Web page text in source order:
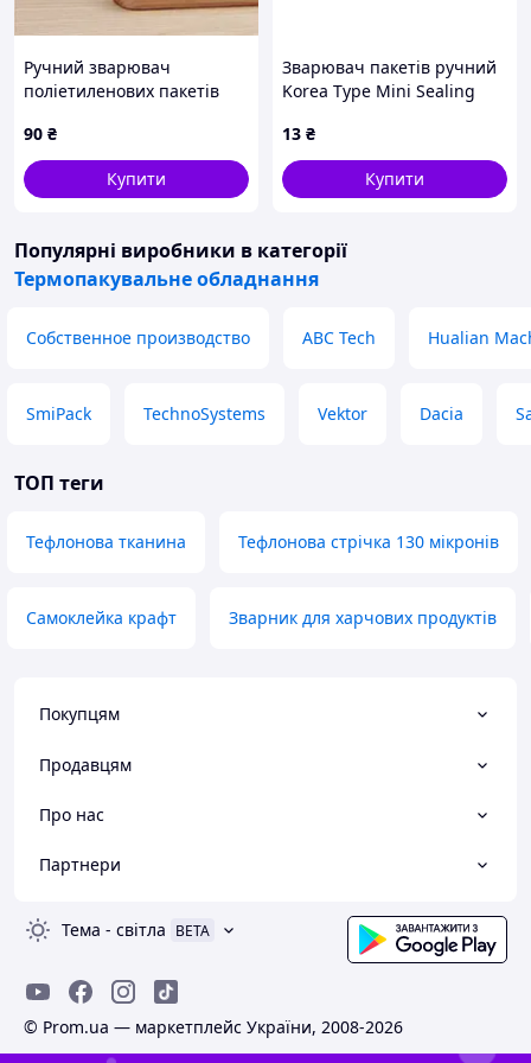
перед склеюванням і герметизацією.
Проконсультуватися з цікавих питань і замовити
продукцію можна зв'язавшись із менеджером із
Ручний зварювач
поліетиленових пакетів
90 ₴
Купити
Зварювач пакетів ручний
Korea Type Mini Sealing
13 ₴
Купити
Популярні виробники в категорії
Термопакувальне обладнання
Собственное производство ABC Tech Hualian
SmiPack TechnoSystems Vektor Dacia
ТОП теги
Тефлонова тканина Тефлонова стрічка 130 мікронів
Самоклейка крафт Зварник для харчових продуктів
Покупцям
Продавцям
Про нас
Партнери
Тема - світла BETA
© Prom.ua — маркетплейс України, 2008-2026